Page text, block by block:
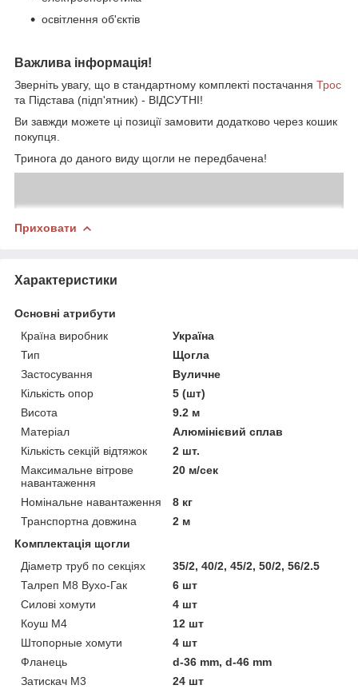
освітлення об'єктів
Важлива інформація!
Зверніть увагу, що в стандартному комплекті постачання Трос
та Підстава (підп'ятник) - ВІДСУТНІ!
Ви завжди можете ці позиції замовити додатково через кошик
покупця.
Тринога до даного виду щогли не передбачена!
Приховати
Характеристики
Основні атрибути
Країна виробник
Україна
Тип
Щогла
Застосування
Вуличне
Кількість опор
5 (шт)
Висота
9.2 м
Матеріал
Алюмінієвий сплав
Кількість секцій відтяжок
2 шт.
Максимальне вітрове
навантаження
20 м/сек
Номінальне навантаження
8 кг
Транспортна довжина
2 м
Комплектація щогли
Діаметр труб по секціях
35/2, 40/2, 45/2, 50/2, 56/2.5
Талреп М8 Вухо-Гак
6 шт
Силові хомути
4 шт
Коуш М4
12 шт
Штопорные хомути
4 шт
Фланець
d-36 mm, d-46 mm
Затискач М3
24 шт